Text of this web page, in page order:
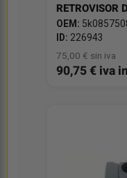
RETROVISOR
OEM:
ID: 226943
75,00 € sin iva
90,75 € iva